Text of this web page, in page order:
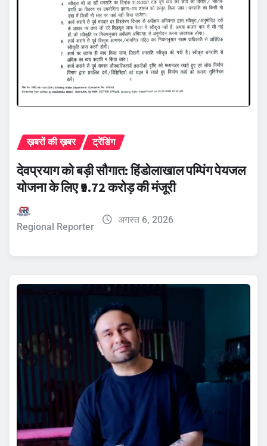
ख़बरों की ख़बर ट्रेंडिंग
देवप्रयाग को बड़ी सौगात: हिंडोलाखाल पम्पिंग पेयजल
योजना के लिए ₹9.72 करोड़ की मंजूरी
Regional Reporter
अगस्त 6, 2026